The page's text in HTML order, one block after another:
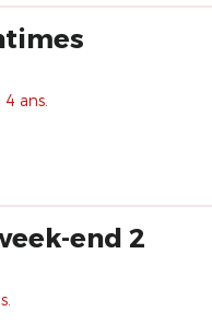
ans.
end 2